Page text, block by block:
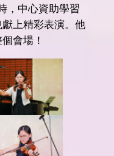
，中心資助學習
上精彩表演。他
會場！